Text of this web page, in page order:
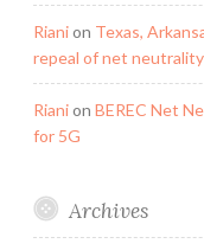
Rianion Texas,
repeal of net
Rianion BEREC Net
for 5G
Archives